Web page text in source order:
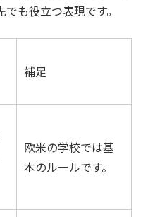
も役立つ表現です。
補足
欧米の学校では基
本のルールです。